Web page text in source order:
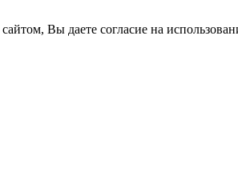
Вы даете согласие на